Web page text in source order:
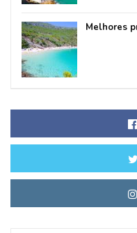
Melhores